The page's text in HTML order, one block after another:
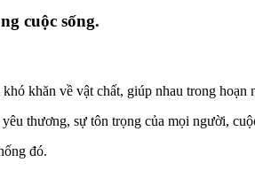
cuộc sống.
khăn về vật chất, giúp nhau trong
thương, sự tôn trọng của mọi người,
đó.